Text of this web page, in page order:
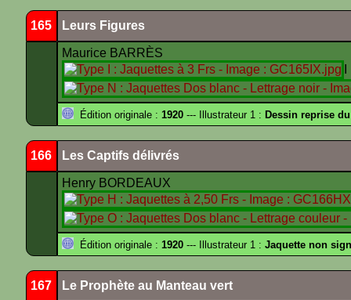
165 Leurs Figures
Maurice BARRÈS
Édition originale : 1920 --- Illustrateur 1 : Dessin reprise
166 Les Captifs délivrés
Henry BORDEAUX
Édition originale : 1920 --- Illustrateur 1 : Jaquette non
167 Le Prophète au Manteau vert